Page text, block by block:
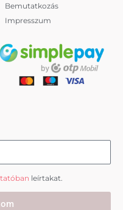
Bemutatkozás
Impresszum
leírtakat.